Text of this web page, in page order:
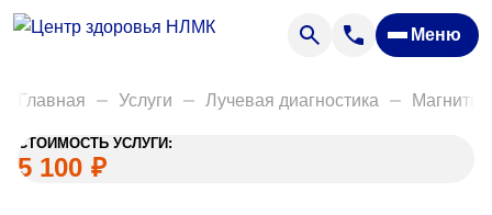
Меню
Анализы
Акции
Пациентам
Вакансии
Главная Услуги Лучевая диагностика
СТОИМОСТЬ УСЛУГИ:
5 100 ₽